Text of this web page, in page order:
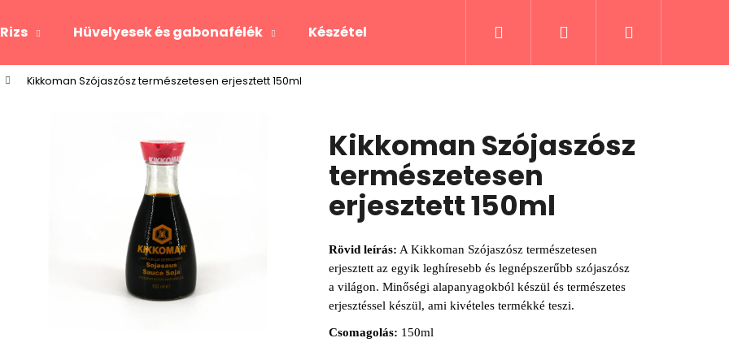
Rizs Hüvelyesek és gabonafélék Készételek Fűszerek és receptek Italok
Keresés Bejelentkezés
Kikkoman Szójaszósz természetesen erjesztett 150ml
Kikkoman Szójaszósz
természetesen
erjesztett 150ml
Rövid leírás: A Kikkoman Szójaszósz természetesen
erjesztett az egyik leghíresebb és legnépszerűbb szójaszósz
a világon. Minőségi alapanyagokból készül és természetes
erjesztéssel készül, ami kivételes termékké teszi.
Csomagolás: 150ml
Mit keres?